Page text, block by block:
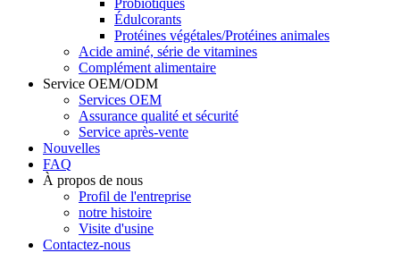
Édulcorants
Protéines végétales/Protéines animales
Acide aminé, série de vitamines
Complément alimentaire
Service OEM/ODM
Services OEM
Assurance qualité et sécurité
Service après-vente
Nouvelles
FAQ
À propos de nous
Profil de l'entreprise
notre histoire
Visite d'usine
Contactez-nous